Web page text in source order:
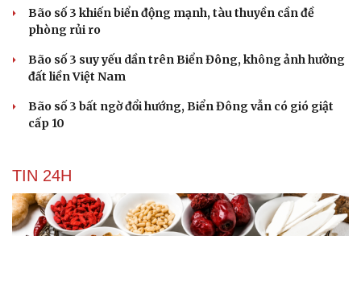
Bão số 3 khiến biển động mạnh, tàu thuyền cần đề
phòng rủi ro
Bão số 3 suy yếu dần trên Biển Đông, không ảnh hưởng
đất liền Việt Nam
Bão số 3 bất ngờ đổi hướng, Biển Đông vẫn có gió giật
cấp 10
TIN 24H